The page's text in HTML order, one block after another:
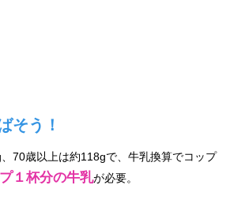
そう！
70歳以上は約118gで、牛乳換算でコップ
１杯分の牛乳が必要。